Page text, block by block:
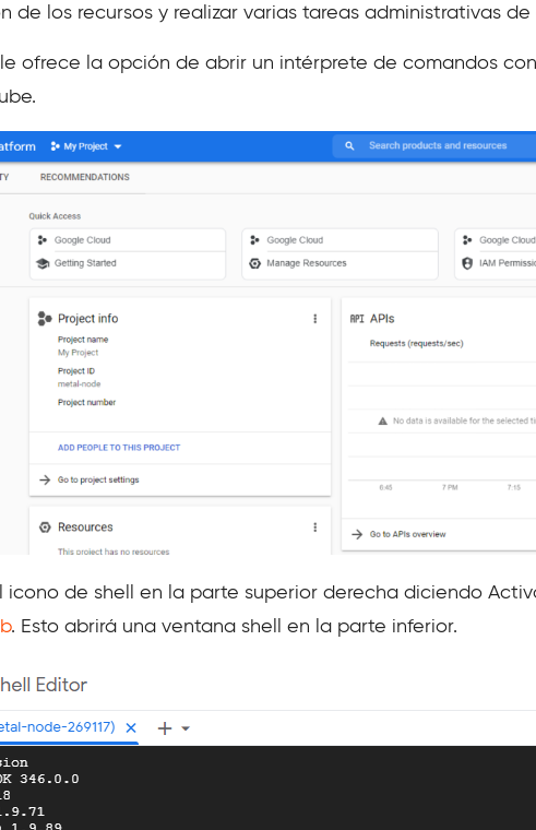
de los recursos y realizar varias tareas administrativas
ofrece la opción de abrir un intérprete de comandos
icono de shell en la parte superior derecha diciendo
. Esto abrirá una ventana shell en la parte inferior.